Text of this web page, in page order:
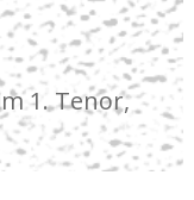
1. Tenor,